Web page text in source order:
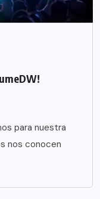
para nuestra
nos conocen